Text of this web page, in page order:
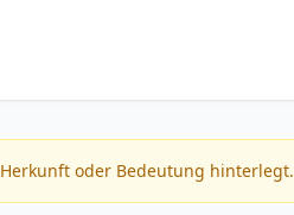
oder Bedeutung hinterlegt.